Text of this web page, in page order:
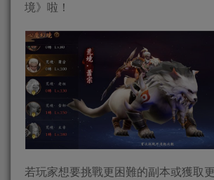
境》啦！
若玩家想要挑戰更困難的副本或獲取